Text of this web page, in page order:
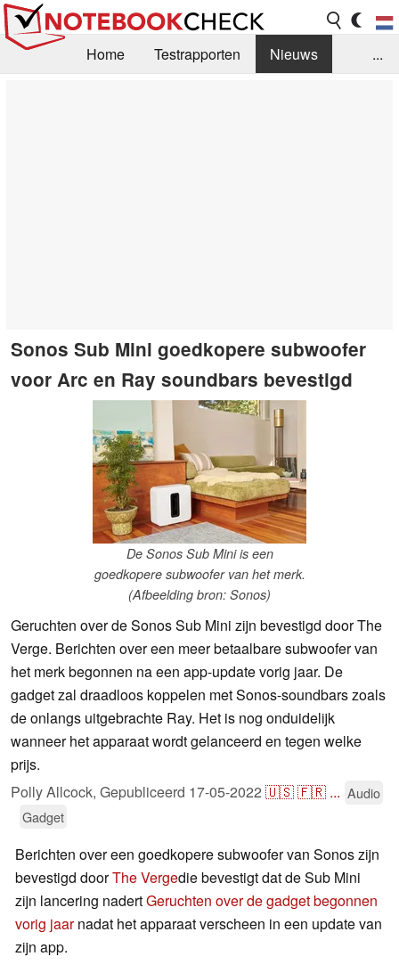
Home Testrapporten
Nieuws
...
Sonos Sub Mini goedkopere subwoofer
voor Arc en Ray soundbars bevestigd
De Sonos Sub Mini is een
goedkopere subwoofer van het merk.
(Afbeelding bron: Sonos)
Geruchten over de Sonos Sub Mini zijn bevestigd door The
Verge. Berichten over een meer betaalbare subwoofer van
het merk begonnen na een app-update vorig jaar. De
gadget zal draadloos koppelen met Sonos-soundbars zoals
de onlangs uitgebrachte Ray. Het is nog onduidelijk
wanneer het apparaat wordt gelanceerd en tegen welke
prijs.
Polly Allcock, Gepubliceerd 17-05-2022 🇺🇸🇫🇷 ... Audio
Gadget
Berichten over een goedkopere subwoofer van Sonos zijn
bevestigd doorThe Vergedie bevestigt dat de Sub Mini
zijn lancering nadertGeruchten over de gadget begonnen
vorig jaarnadat het apparaat verscheen in een update van
zijn app.